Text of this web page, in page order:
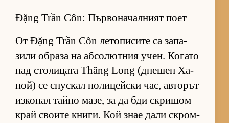
Đặng Trần Côn: Първоначалният поет
От Đặng Trần Côn ле­то­пи­сите са за­па­
зили об­раза на аб­со­лют­ния учен. Ко­гато
над сто­ли­цата Thăng Long (дне­шен Ха­
ной) се спус­кал по­ли­цейски час, ав­то­рът
из­ко­пал тайно ма­зе, за да бди скри­шом
край сво­ите кни­ги. Кой знае дали скром­